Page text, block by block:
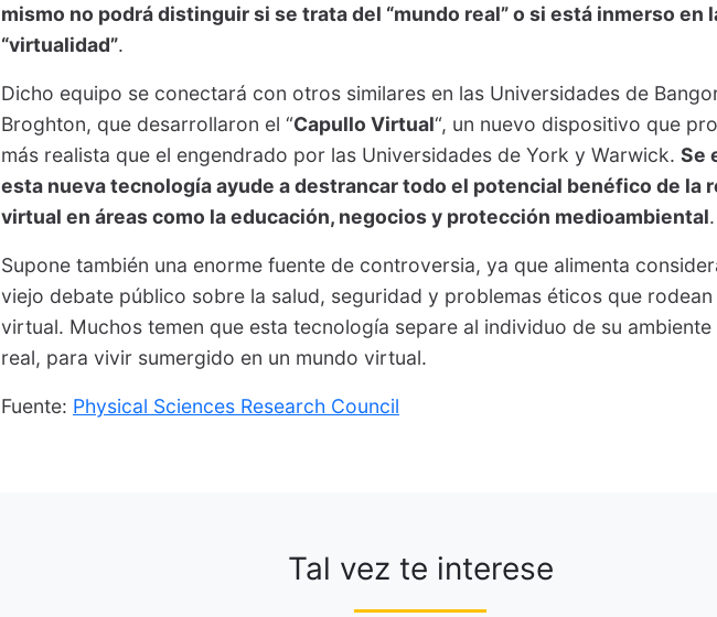
mismo no podrá distinguir si se trata del “mundo real” o si está inmerso en
“virtualidad”.
Dicho equipo se conectará con otros similares en las Universidades de
Broghton, que desarrollaron el “Capullo Virtual“, un nuevo dispositivo que
más realista que el engendrado por las Universidades de York y Warwick. Se
esta nueva tecnología ayude a destrancar todo el potencial benéfico de la
virtual en áreas como la educación, negocios y protección medioambiental.
Supone también una enorme fuente de controversia, ya que alimenta
viejo debate público sobre la salud, seguridad y problemas éticos que rodean
virtual. Muchos temen que esta tecnología separe al individuo de su ambiente
real, para vivir sumergido en un mundo virtual.
Fuente: Physical Sciences Research Council
Tal vez te interese